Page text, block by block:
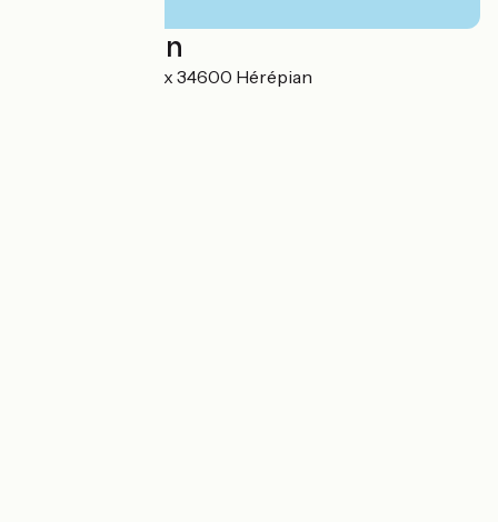
Localisation
12 Place de la Croix 34600 Hérépian